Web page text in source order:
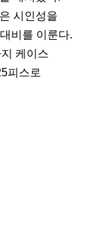
시인성을
비를 이룬다.
케이스
피스로